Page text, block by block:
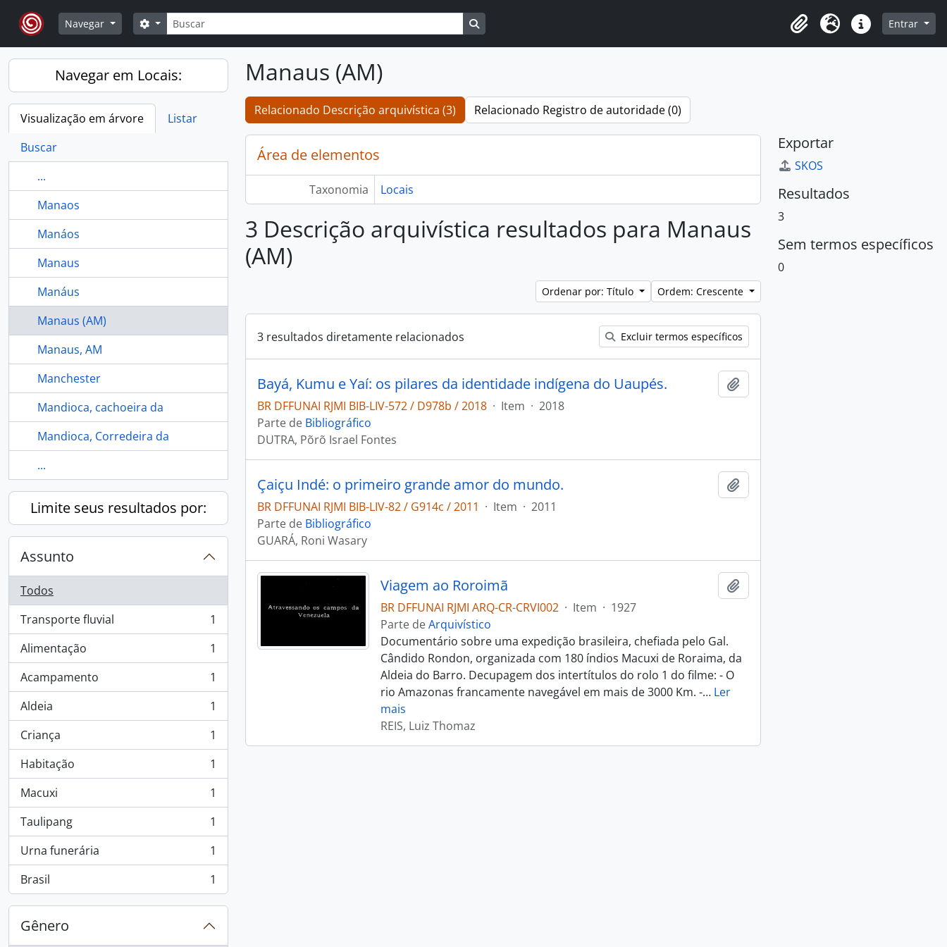
Skip to main content
Navegar
Buscar
Opções de busca
Área de Transferência
Idioma Atalhos Entrar
Navegar em Locais:
Visualização em árvore
Listar
Buscar
...
Manaos
Manáos
Manaus
Manáus
Manaus (AM)
Manaus, AM
Manchester
Mandioca, cachoeira da
Mandioca, Corredeira da
...
Limite seus resultados por:
Assunto
Todos
Transporte fluvial
, 1 resultados
1
Alimentação
, 1 resultados
1
Acampamento
, 1 resultados
1
Aldeia
, 1 resultados
1
Criança
, 1 resultados
1
Habitação
, 1 resultados
1
Macuxi
, 1 resultados
1
Taulipang
, 1 resultados
1
Urna funerária
, 1 resultados
1
Brasil
, 1 resultados 1
Gênero
Manaus (AM)
Relacionado Descrição arquivística (3) Relacionado Registro de autoridade (0)
Área de elementos
Taxonomia Locais
3 Descrição arquivística resultados para Manaus
(AM)
Ordenar por: Título Ordem: Crescente
3 resultados diretamente relacionados Excluir termos específicos
Bayá, Kumu e Yaí: os pilares da identidade indígena do Uaupés.
BR DFFUNAI RJMI BIB-LIV-572 / D978b / 2018 · Item · 2018
Parte de Bibliográfico
DUTRA, Põrõ Israel Fontes
Çaiçu Indé: o primeiro grande amor do mundo.
BR DFFUNAI RJMI BIB-LIV-82 / G914c / 2011 · Item · 2011
Parte de Bibliográfico
GUARÁ, Roni Wasary
Viagem ao Roroimã
BR DFFUNAI RJMI ARQ-CR-CRVI002 · Item · 1927
Parte deArquivístico
Documentário sobre uma expedição brasileira, chefiada pelo Gal.
Cândido Rondon, organizada com 180 índios Macuxi de Roraima, da
Aldeia do Barro. Decupagem dos intertítulos do rolo 1 do filme: - O
rio Amazonas francamente navegável em mais de 3000 Km. -… Ler
mais
REIS, Luiz Thomaz
Exportar
SKOS
Resultados
3
Sem termos específicos
0